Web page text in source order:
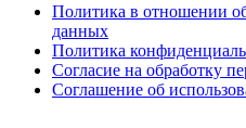
Политика в отношении
данных
Политика
Согласие на обработку
Соглашение об